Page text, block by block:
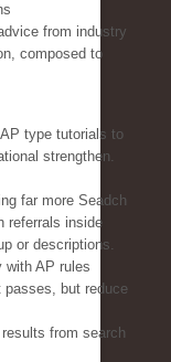
from industry
composed to
type tutorials to
strengthen.
far more Seadch
referrals inside
or descriptions.
with AP rules
but reduce
from search